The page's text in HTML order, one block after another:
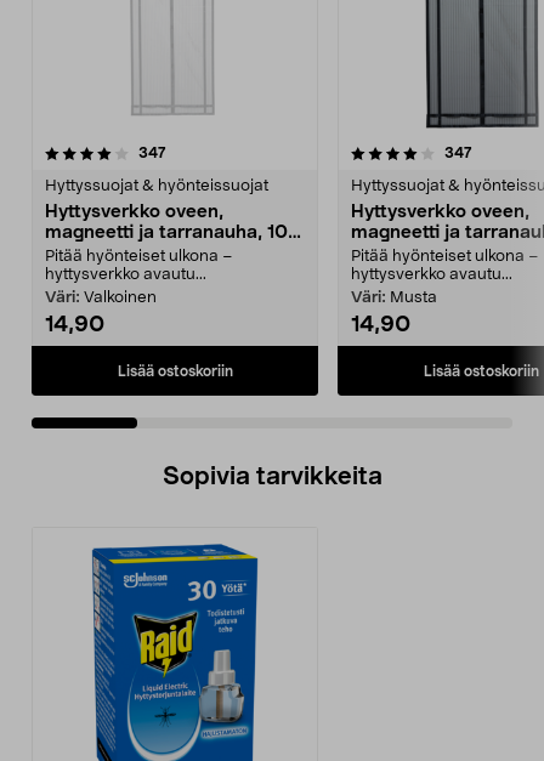
347arvostelut
Hyttyssuojat & hyönteissuojat
Hyttysverkko oveen,
magneetti ja tarranauha, 100
x 220 cm
Pitää hyönteiset ulkona –
hyttysverkko avautu...
Väri: Valkoinen
14,90
Lisää ostoskoriin
4.0 viidestä
347arvostelut
Hyttyssuojat &
Hyttysverkko oveen,
magneetti ja
x 220 cm
Pitää hyönteiset ulkona –
hyttysverkko avautu...
Väri: Musta
14,90
Lisää ostoskoriin
4.0 viidestä
Sopivia tarvikkeita